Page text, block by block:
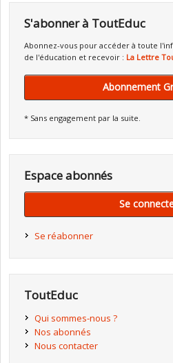
S'abonner à ToutEduc
Abonnez-vous pour accéder à toute
de l'éducation et recevoir : La Lettre
Abonnement
* Sans engagement par la suite.
Espace abonnés
Se
Se réabonner
ToutEduc
Qui sommes-nous ?
Nos abonnés
Nous contacter